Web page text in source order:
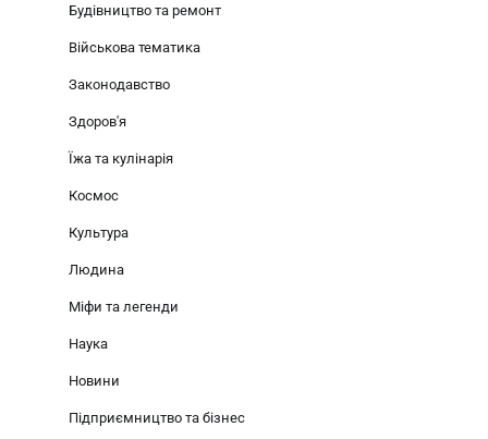
Будівництво та ремонт
Військова тематика
Законодавство
Здоров'я
Їжа та кулінарія
Космос
Культура
Людина
Міфи та легенди
Наука
Новини
Підприємництво та бізнес